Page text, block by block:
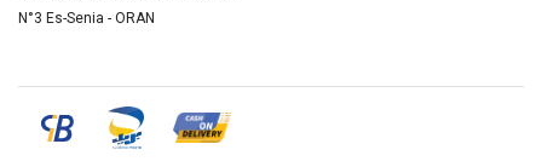
N°3 Es-Senia - ORAN